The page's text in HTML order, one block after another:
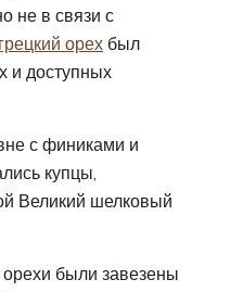
не в связи с
грецкий орех был
и доступных
с финиками и
купцы,
Великий шелковый
были завезены